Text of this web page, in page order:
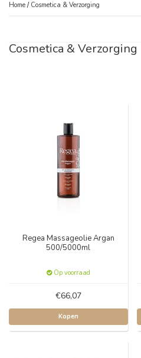
Home / Cosmetica & Verzorging
Cosmetica & Verzorging
Regea Massageolie Argan
500/5000ml
Op voorraad
€66,07
Kopen